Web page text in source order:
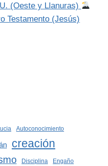
(Oeste y Llanuras)
Testamento (Jesús)
Autoconocimiento
creación
Disciplina Engaño